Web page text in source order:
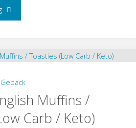
"Macadamia-
(Low
Keto
Muffins /
Carb / Keto)